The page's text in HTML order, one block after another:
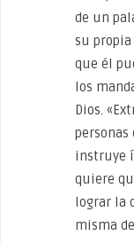
de un
su propia
que él
los
Dios.
personas
instruye
quiere
lograr la
misma